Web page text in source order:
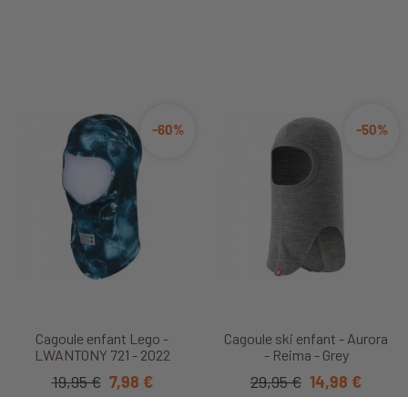
Cagoule enfant Lego -
LWANTONY 721 - 2022
-60%
19,95 € 7,98 €
Cagoule ski enfant - Aurora
- Reima - Grey
-50%
29,95 € 14,98 €